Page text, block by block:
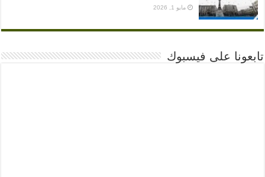
مايو 1, 2026
تابعونا على فيسبوك